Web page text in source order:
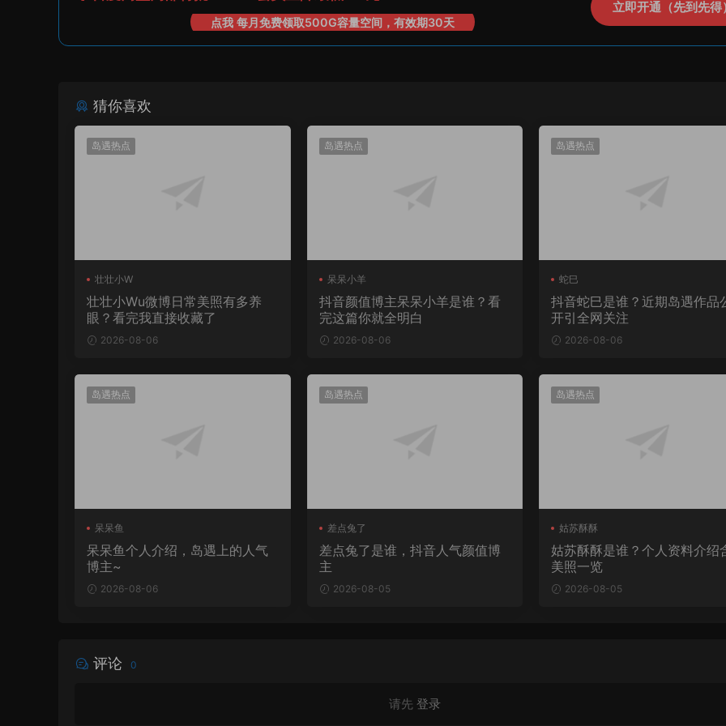
点我 每月免费领取500G容量空间，有效期30天
立即开通（先到先得
猜你喜欢
岛遇热点
壮壮小W
壮壮小Wu微博日常美照有多养
眼？看完我直接收藏了
2026-08-06
岛遇热点
呆呆小羊
抖音颜值博主呆呆小羊是谁？看
完这篇你就全明白
2026-08-06
岛遇热点
蛇巳
抖音蛇巳是谁？近期岛遇作品
开引全网关注
2026-08-06
岛遇热点
呆呆鱼
呆呆鱼个人介绍，岛遇上的人气
博主~
2026-08-06
岛遇热点
差点兔了
差点兔了是谁，抖音人气颜值博
主
2026-08-05
岛遇热点
姑苏酥酥
姑苏酥酥是谁？个人资料介绍
美照一览
2026-08-05
评论 0
请先 登录